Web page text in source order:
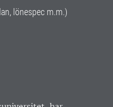
lönespec m.m.)